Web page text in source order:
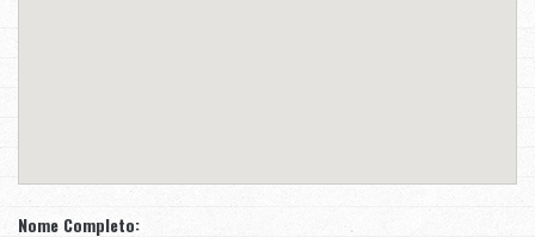
Nome Completo: